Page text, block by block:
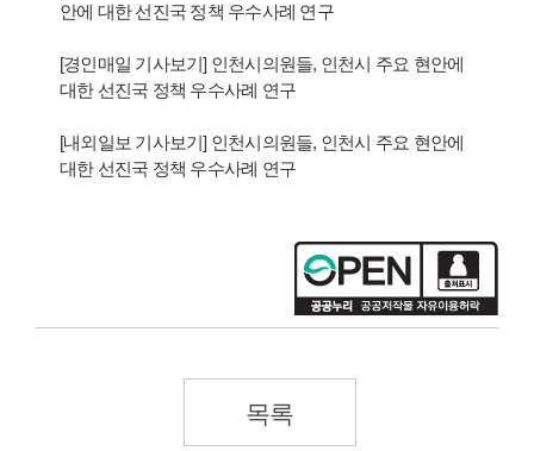
안에 대한 선진국 정책 우수사례 연구
[경인매일 기사보기] 인천시의원들, 인천시 주요 현안에
대한 선진국 정책 우수사례 연구
[내외일보 기사보기] 인천시의원들, 인천시 주요 현안에
대한 선진국 정책 우수사례 연구
목록